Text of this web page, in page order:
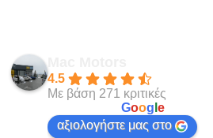
4.5
Με βάση 271 κριτικές
Goog e
αξιολογήστε μας στο